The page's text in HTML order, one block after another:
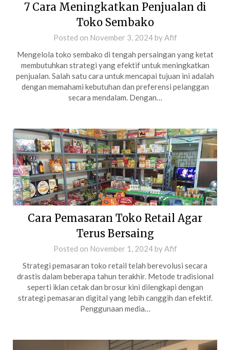
7 Cara Meningkatkan Penjualan di
Toko Sembako
Posted on November 3, 2024byAfif
Mengelola toko sembako di tengah persaingan yang ketat
membutuhkan strategi yang efektif untuk meningkatkan
penjualan. Salah satu cara untuk mencapai tujuan ini adalah
dengan memahami kebutuhan dan preferensi pelanggan
secara mendalam. Dengan…
Cara Pemasaran Toko Retail Agar
Terus Bersaing
Posted on November 1, 2024byAfif
Strategi pemasaran toko retail telah berevolusi secara
drastis dalam beberapa tahun terakhir. Metode tradisional
seperti iklan cetak dan brosur kini dilengkapi dengan
strategi pemasaran digital yang lebih canggih dan efektif.
Penggunaan media…